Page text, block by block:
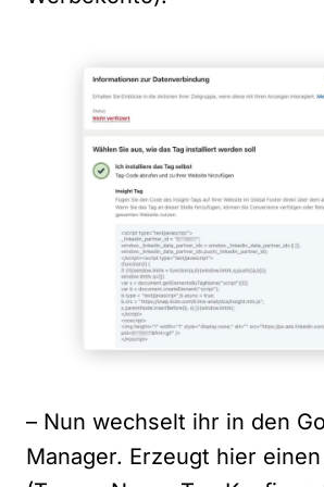
– Nun wechselt ihr in den
Manager. Erzeugt hier